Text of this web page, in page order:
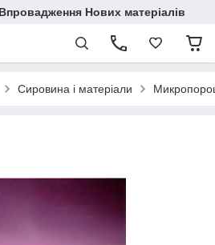
Нових матеріалів
Сировина і матеріали